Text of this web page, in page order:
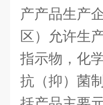
产产品生产
区）允许生
指示物，化
抗（抑）菌